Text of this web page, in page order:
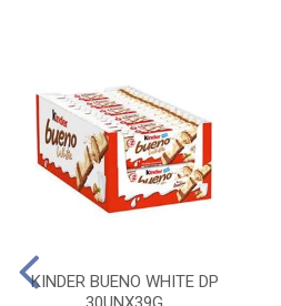
KINDER BUENO WHITE DP